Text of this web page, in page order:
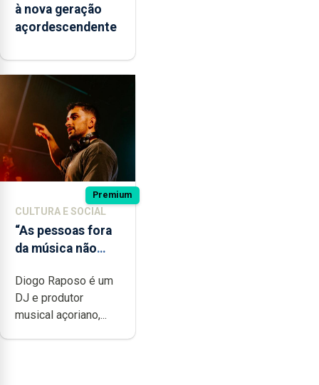
à nova geração
açordescendente
Premium
CULTURA E SOCIAL
“As pessoas fora
da música não
quão difícil é
produzir uma
música”
Diogo Raposo é um
DJ e produtor
musical açoriano,...